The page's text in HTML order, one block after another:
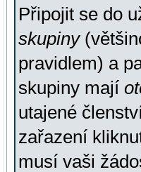
Připojit se do
skupiny
pravidlem) a
skupiny mají
utajené
zařazení
musí vaši